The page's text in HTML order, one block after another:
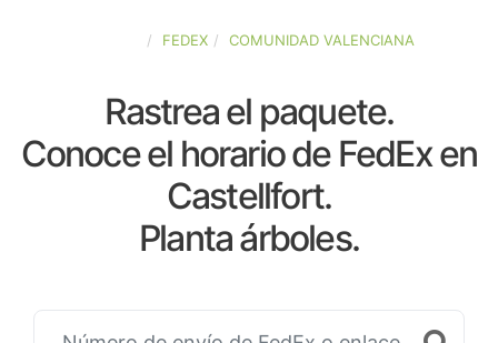
FEDEX COMUNIDAD VALENCIANA
Rastrea el paquete.
Conoce el horario de FedEx en
Castellfort.
Planta árboles.